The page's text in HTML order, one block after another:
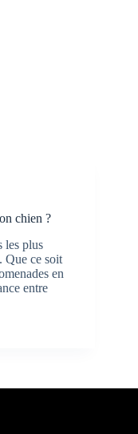
chien ?
les plus
Que ce soit
en
entre